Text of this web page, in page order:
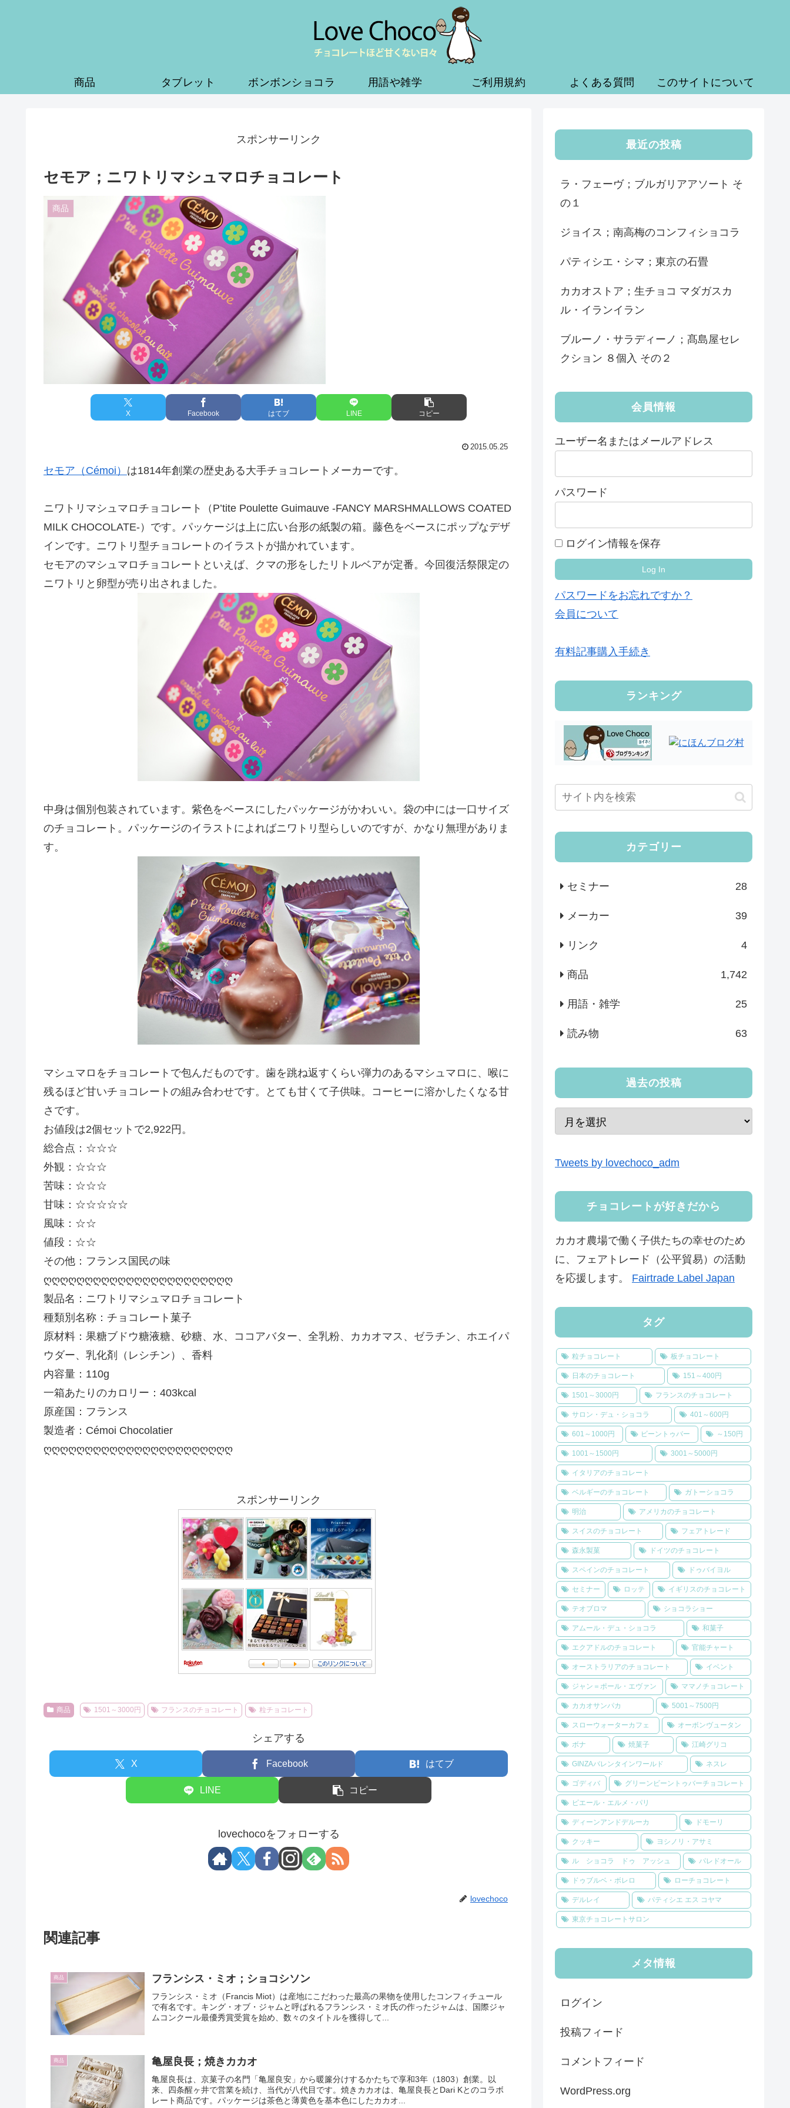
商品 タブレット ボンボンショコラ 用語や雑学 ご利用規約 よくある質問 このサイトについて
スポンサーリンク
セモア；ニワトリマシュマロチョコレート
商品
X Facebook はてブ LINE コピー
2015.05.25
セモア（Cémoi） は1814年創業の歴史ある大手チョコレートメーカーです。
ニワトリマシュマロチョコレート（P’tite Poulette Guimauve -FANCY MARSHMALLOWS COATED
MILK CHOCOLATE-）です。パッケージは上に広い台形の紙製の箱。藤色をベースにポップなデザ
インです。ニワトリ型チョコレートのイラストが描かれています。
セモアのマシュマロチョコレートといえば、クマの形をしたリトルベアが定番。今回復活祭限定の
ニワトリと卵型が売り出されました。
中身は個別包装されています。紫色をベースにしたパッケージがかわいい。袋の中には一口サイズ
のチョコレート。パッケージのイラストによればニワトリ型らしいのですが、かなり無理がありま
す。
マシュマロをチョコレートで包んだものです。歯を跳ね返すくらい弾力のあるマシュマロに、喉に
残るほど甘いチョコレートの組み合わせです。とても甘くて子供味。コーヒーに溶かしたくなる甘
さです。
お値段は2個セットで2,922円。
総合点：☆☆☆
外観：☆☆☆
苦味：☆☆☆
甘味：☆☆☆☆☆
風味：☆☆
値段：☆☆
その他：フランス国民の味
ღღღღღღღღღღღღღღღღღღღღღღღ
製品名：ニワトリマシュマロチョコレート
種類別名称：チョコレート菓子
原材料：果糖ブドウ糖液糖、砂糖、水、ココアバター、全乳粉、カカオマス、ゼラチン、ホエイパ
ウダー、乳化剤（レシチン）、香料
内容量：110g
一箱あたりのカロリー：403kcal
原産国：フランス
製造者：Cémoi Chocolatier
ღღღღღღღღღღღღღღღღღღღღღღღ
スポンサーリンク
商品 1501～3000円 フランスのチョコレート 粒チョコレート
シェアする
X Facebook はてブ
LINE コピー
lovechocoをフォローする
lovechoco
関連記事
商品 フランシス・ミオ；ショコシソン
フランシス・ミオ（Francis Miot）は産地にこだわった最高の果物を使用したコンフィチュール
で有名です。キング・オブ・ジャムと呼ばれるフランシス・ミオ氏の作ったジャムは、国際ジャ
ムコンクール最優秀賞受賞を始め、数々のタイトルを獲得して...
商品 亀屋良長；焼きカカオ
亀屋良長は、京菓子の名門「亀屋良安」から暖簾分けするかたちで享和3年（1803）創業。以
来、四条醒ヶ井で営業を続け、当代が八代目です。焼きカカオは、亀屋良長とDari Kとのコラボ
レート商品です。パッケージは茶色と薄黄色を基本色にしたカカオ...
最近の投稿
ラ・フェーヴ；ブルガリアアソート そ
の１
ジョイス；南高梅のコンフィショコラ
パティシエ・シマ；東京の石畳
カカオストア；生チョコ マダガスカ
ル・イランイラン
ブルーノ・サラディーノ；髙島屋セレ
クション ８個入 その２
会員情報
ユーザー名またはメールアドレス
パスワード
ログイン情報を保存
パスワードをお忘れですか？
会員について
有料記事購入手続き
ランキング
カテゴリー
セミナー 28
メーカー 39
リンク 4
商品 1,742
用語・雑学 25
読み物 63
過去の投稿
Tweets by lovechoco_adm
チョコレートが好きだから
カカオ農場で働く子供たちの幸せのため
に、フェアトレード（公平貿易）の活動
を応援します。 Fairtrade Label Japan
タグ
粒チョコレート 板チョコレート
日本のチョコレート 151～400円
1501～3000円 フランスのチョコレート
サロン・デュ・ショコラ 401～600円
601～1000円 ビーントゥバー ～150円
1001～1500円 3001～5000円
イタリアのチョコレート
ベルギーのチョコレート ガトーショコラ
明治 アメリカのチョコレート
スイスのチョコレート フェアトレード
森永製菓 ドイツのチョコレート
スペインのチョコレート ドゥバイヨル
セミナー ロッテ イギリスのチョコレート
テオブロマ ショコラショー
アムール・デュ・ショコラ 和菓子
エクアドルのチョコレート 官能チャート
オーストラリアのチョコレート イベント
ジャン＝ポール・エヴァン ママノチョコレート
カカオサンパカ 5001～7500円
スローウォーターカフェ オーボンヴュータン
ボナ 焼菓子 江崎グリコ
GINZAバレンタインワールド ネスレ
ゴディバ グリーンビーントゥバーチョコレート
ピエール・エルメ・パリ
ディーンアンドデルーカ ドモーリ
クッキー ヨシノリ・アサミ
ル ショコラ ドゥ アッシュ パレドオール
ドゥブルベ・ボレロ ローチョコレート
デルレイ パティシエ エス コヤマ
東京チョコレートサロン
メタ情報
ログイン
投稿フィード
コメントフィード
WordPress.org